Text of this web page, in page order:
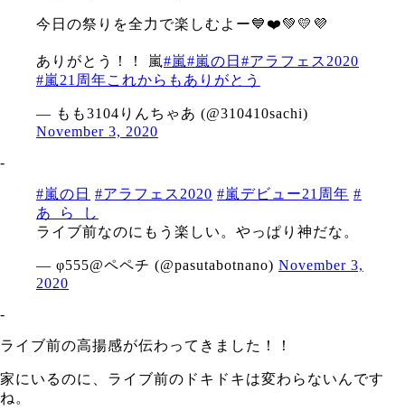
今日の祭りを全力で楽しむよー💙❤️💚💛💜
ありがとう！！ 嵐#嵐#嵐の日 #アラフェス2020
#嵐21周年これからもありがとう
— もも3104りんちゃあ (@310410sachi)
November 3, 2020
‐
#嵐の日 #アラフェス2020 #嵐デビュー21周年 #
あ_ら_し
ライブ前なのにもう楽しい。やっぱり神だな。
— φ555@ペペチ (@pasutabotnano) November 3,
2020
‐
ライブ前の高揚感が伝わってきました！！
家にいるのに、ライブ前のドキドキは変わらないんです
ね。